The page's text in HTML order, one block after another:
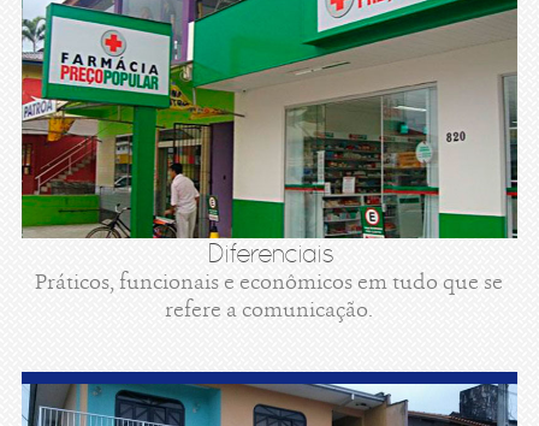
Diferenciais
Práticos, funcionais e econômicos em tudo que se
refere a comunicação.